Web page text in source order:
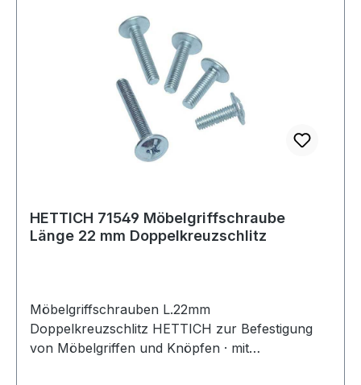
HETTICH 71549 Möbelgriffschraube
Länge 22 mm Doppelkreuzschlitz
Möbelgriffschrauben L.22mm
Doppelkreuzschlitz HETTICH zur Befestigung
von Möbelgriffen und Knöpfen · mit